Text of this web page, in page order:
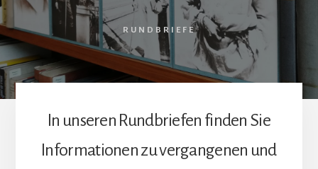
RUNDBRIEFE
In unseren Rundbriefen finden Sie
Informationen zu vergangenen und